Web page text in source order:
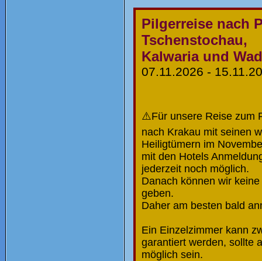
Pilgerreise nach
Tschenstochau,
Kalwaria und
07.11.2026 -
⚠️Für unsere Reise zum
nach Krakau mit seinen
Heiligtümern im
mit den Hotels
jederzeit noch möglich.
Danach können wir
geben.
Daher am besten bald
Ein Einzelzimmer kann
garantiert werden, sollte
möglich sein.